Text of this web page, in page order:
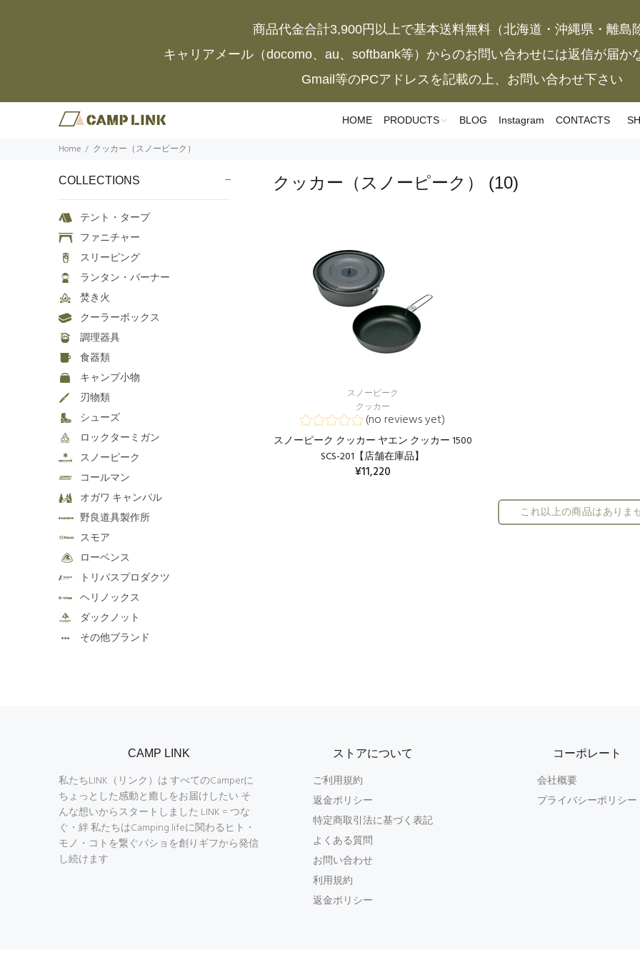
商品代金合計3,900円以上で基本送料無料（北海道・沖縄県・離島
キャリアメール（docomo、au、softbank等）からのお問い合わせには返信が届か
Gmail等のPCアドレスを記載の上、お問い合わせ下さい
HOME PRODUCTS BLOG Instagram CONTACTS
Home クッカー（スノーピーク）
COLLECTIONS
テント・タープ
ファニチャー
スリーピング
ランタン・バーナー
焚き火
クーラーボックス
調理器具
食器類
キャンプ小物
刃物類
シューズ
ロックターミガン
スノーピーク
コールマン
オガワ キャンパル
野良道具製作所
スモア
ローベンス
トリパスプロダクツ
ヘリノックス
ダックノット
その他ブランド
クッカー（スノーピーク） (10)
スノーピーク
クッカー
(no reviews yet)
スノーピーク クッカー ヤエン クッカー 1500
SCS-201【店舗在庫品】
¥11,220
これ以上の商品はありま
CAMP LINK
私たちLINK（リンク）は すべてのCamperに
ちょっとした感動と癒しをお届けしたい そ
んな想いからスタートしました LINK = つな
ぐ・絆 私たちはCamping lifeに関わるヒト・
モノ・コトを繋ぐバショを創りギフから発信
し続けます
ストアについて
ご利用規約
返金ポリシー
特定商取引法に基づく表記
よくある質問
お問い合わせ
利用規約
返金ポリシー
コーポレート
会社概要
プライバシーポリシー